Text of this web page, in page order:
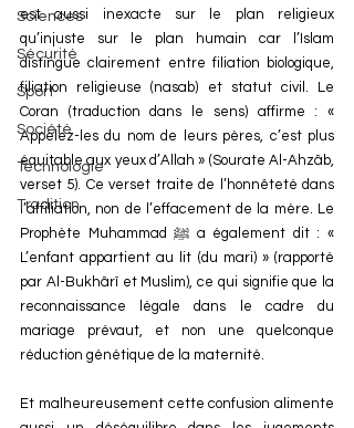
Sciences
Sécurité
Sport
Société
Technologie
Tradition
est aussi inexacte sur le plan religieux
qu’injuste sur le plan humain car l’Islam
distingue clairement entre filiation biologique,
filiation religieuse (nasab) et statut civil. Le
Coran (traduction dans le sens) affirme : «
Appelez-les du nom de leurs pères, c’est plus
équitable aux yeux d’Allah » (Sourate Al-Ahzâb,
verset 5). Ce verset traite de l’honnêteté dans
Prophète Muhammad ﷺ a également dit : «
L’enfant appartient au lit (du mari) » (rapporté
par Al-Bukhârî et Muslim), ce qui signifie que la
reconnaissance légale dans le cadre du
mariage prévaut, et non une quelconque
réduction génétique de la maternité.
Et malheureusement cette confusion alimente